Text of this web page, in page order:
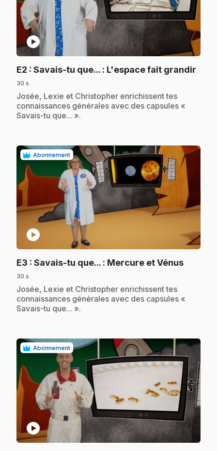
play_circle
E2 : Savais-tu que... : L'espace fait grandir
30 s
.Josée, Lexie et Christopher enrichissent tes
connaissances générales avec des capsules «
Savais-tu que... ».
Abonnement
play_circle
E3 : Savais-tu que... : Mercure et Vénus.
30 s
.Josée, Lexie et Christopher enrichissent tes
connaissances générales avec des capsules «
Savais-tu que... ».
Abonnement
play_circle